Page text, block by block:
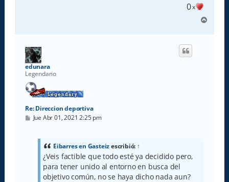
0x
r
edunara
Legendario
Re: Direccion deportiva
M
Jue Abr 01, 2021 2:25 pm
Eibarres en Gasteizescribió: ↑
¿Veis factible que todo esté ya decidido pero,
para tener unido al entorno en busca del
objetivo común, no se haya dicho nada aun?